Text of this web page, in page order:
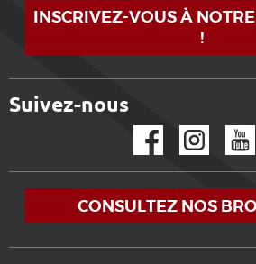
INSCRIVEZ-VOUS À
!
Suivez-nous
CONSULTEZ NOS